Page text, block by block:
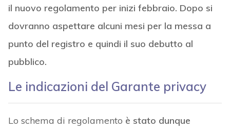
il nuovo regolamento per inizi febbraio. Dopo si
dovranno aspettare alcuni mesi per la messa a
punto del registro e quindi il suo debutto al
pubblico.
Le indicazioni del Garante privacy
Lo schema di regolamento è stato dunque